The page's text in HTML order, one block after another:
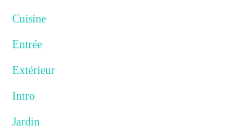
Cuisine
Entrée
Extérieur
Intro
Jardin